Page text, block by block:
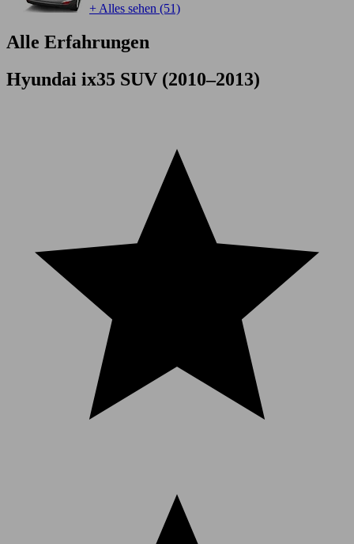
+ Alles sehen (51)
Alle Erfahrungen
Hyundai ix35 SUV (2010–2013)